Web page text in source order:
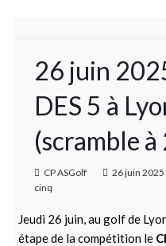
26 juin
DES 5 à
(scramble à
CP ASGolf 26 juin 2025
cinq
Jeudi 26 juin, au golf de
étape de la compétition le